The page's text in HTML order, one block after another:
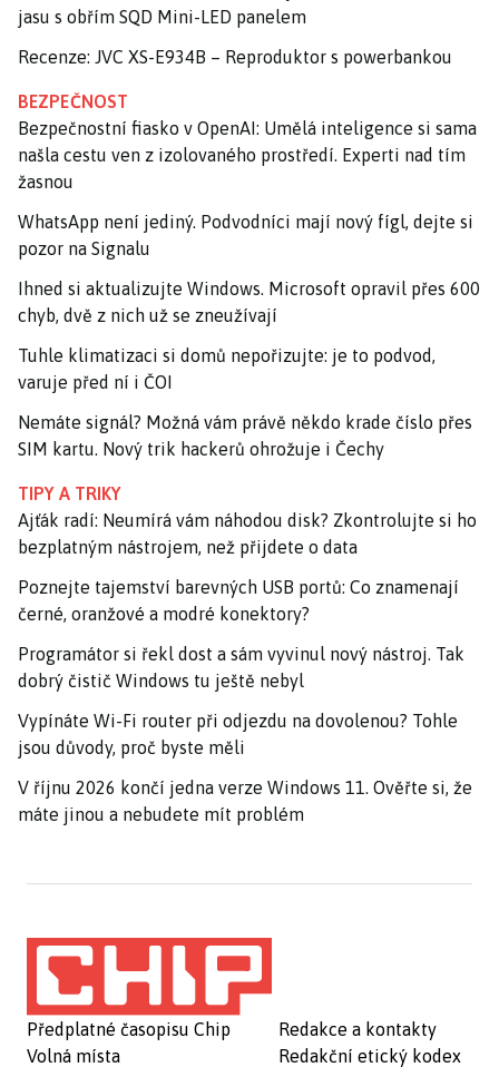
jasu s obřím SQD Mini-LED panelem
Recenze: JVC XS-E934B – Reproduktor s powerbankou
BEZPEČNOST
Bezpečnostní fiasko v OpenAI: Umělá inteligence si sama
našla cestu ven z izolovaného prostředí. Experti nad tím
žasnou
WhatsApp není jediný. Podvodníci mají nový fígl, dejte si
pozor na Signalu
Ihned si aktualizujte Windows. Microsoft opravil přes 600
chyb, dvě z nich už se zneužívají
Tuhle klimatizaci si domů nepořizujte: je to podvod,
varuje před ní i ČOI
Nemáte signál? Možná vám právě někdo krade číslo přes
SIM kartu. Nový trik hackerů ohrožuje i Čechy
TIPY A TRIKY
Ajťák radí: Neumírá vám náhodou disk? Zkontrolujte si ho
bezplatným nástrojem, než přijdete o data
Poznejte tajemství barevných USB portů: Co znamenají
černé, oranžové a modré konektory?
Programátor si řekl dost a sám vyvinul nový nástroj. Tak
dobrý čistič Windows tu ještě nebyl
Vypínáte Wi-Fi router při odjezdu na dovolenou? Tohle
jsou důvody, proč byste měli
V říjnu 2026 končí jedna verze Windows 11. Ověřte si, že
máte jinou a nebudete mít problém
Předplatné časopisu Chip
Volná místa
Redakce a kontakty
Redakční etický kodex